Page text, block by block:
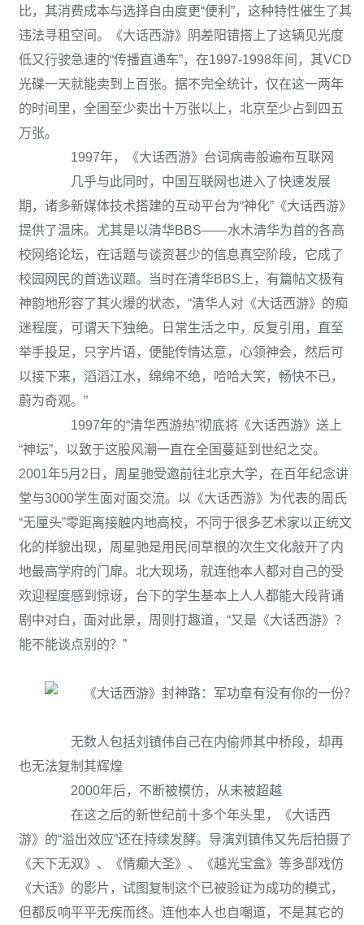
比，其消费成本与选择自由度更“便利”，这种特性催生了其
违法寻租空间。《大话西游》阴差阳错搭上了这辆见光度
低又行驶急速的“传播直通车”，在1997-1998年间，其VCD
光碟一天就能卖到上百张。据不完全统计，仅在这一两年
的时间里，全国至少卖出十万张以上，北京至少占到四五
万张。
1997年，《大话西游》台词病毒般遍布互联网
几乎与此同时，中国互联网也进入了快速发展
期，诸多新媒体技术搭建的互动平台为“神化”《大话西游》
提供了温床。尤其是以清华BBS——水木清华为首的各高
校网络论坛，在话题与谈资甚少的信息真空阶段，它成了
校园网民的首选议题。当时在清华BBS上，有篇帖文极有
神韵地形容了其火爆的状态，“清华人对《大话西游》的痴
迷程度，可谓天下独绝。日常生活之中，反复引用，直至
举手投足，只字片语，便能传情达意，心领神会，然后可
以接下来，滔滔江水，绵绵不绝，哈哈大笑，畅快不已，
蔚为奇观。”
1997年的“清华西游热”彻底将《大话西游》送上
“神坛”，以致于这股风潮一直在全国蔓延到世纪之交。
2001年5月2日，周星驰受邀前往北京大学，在百年纪念讲
堂与3000学生面对面交流。以《大话西游》为代表的周氏
“无厘头”零距离接触内地高校，不同于很多艺术家以正统文
化的样貌出现，周星驰是用民间草根的次生文化敲开了内
地最高学府的门扉。北大现场，就连他本人都对自己的受
欢迎程度感到惊讶，台下的学生基本上人人都能大段背诵
剧中对白，面对此景，周则打趣道，“又是《大话西游》？
能不能谈点别的？”
无数人包括刘镇伟自己在内偷师其中桥段，却再
也无法复制其辉煌
2000年后，不断被模仿，从未被超越
在这之后的新世纪前十多个年头里，《大话西
游》的“溢出效应”还在持续发酵。导演刘镇伟又先后拍摄了
《天下无双》、《情癫大圣》、《越光宝盒》等多部戏仿
《大话》的影片，试图复制这个已被验证为成功的模式，
但都反响平平无疾而终。连他本人也自嘲道，不是其它的